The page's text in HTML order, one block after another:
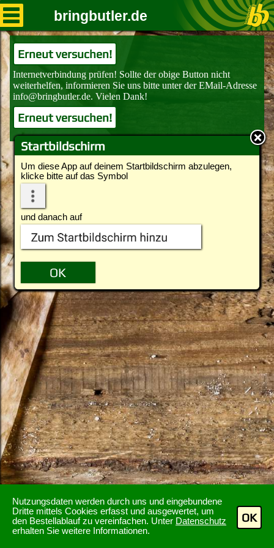
Nutzungsdaten werden durch uns und eingebundene
Dritte mittels Cookies erfasst und ausgewertet, um
den Bestellablauf zu vereinfachen. Unter Datenschutz
erhalten Sie weitere Informationen.
OK
Startbildschirm
Um diese App auf deinem Startbildschirm abzulegen,
klicke bitte auf das Symbol
und danach auf
bringbutler.de
Erneut versuchen!
Erneut versuchen!